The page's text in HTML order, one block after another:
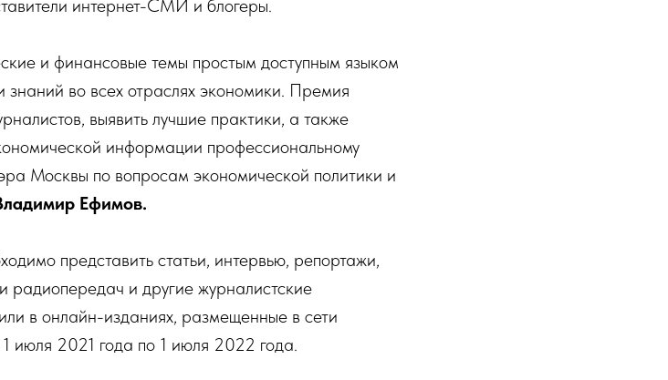
интернет-СМИ и блогеры.
и финансовые темы простым доступным языком
во всех отраслях экономики. Премия
выявить лучшие практики, а также
информации профессиональному
Москвы по вопросам экономической политики и
Ефимов.
представить статьи, интервью, репортажи,
радиопередач и другие журналистские
в онлайн-изданиях, размещенные в сети
июля 2021 года по 1 июля 2022 года.